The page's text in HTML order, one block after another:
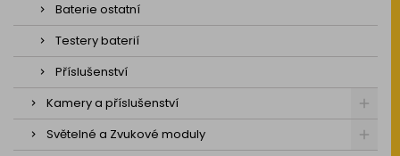
Baterie ostatní
Testery baterií
Příslušenství
Kamery a příslušenství
Světelné a Zvukové moduly